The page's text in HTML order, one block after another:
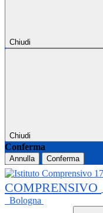
Chiudi
Chiudi
Conferma
Annulla Conferma
COMPRENSIVO
Bologna